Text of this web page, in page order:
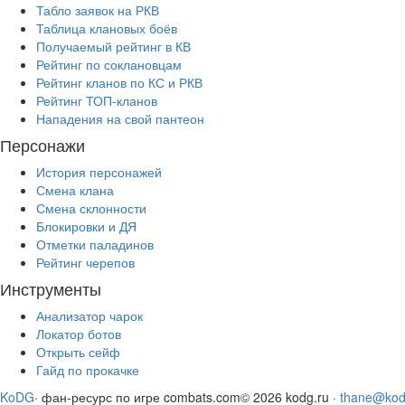
Табло заявок на РКВ
Таблица клановых боёв
Получаемый рейтинг в КВ
Рейтинг по соклановцам
Рейтинг кланов по КС и РКВ
Рейтинг ТОП-кланов
Нападения на свой пантеон
Персонажи
История персонажей
Смена клана
Смена склонности
Блокировки и ДЯ
Отметки паладинов
Рейтинг черепов
Инструменты
Анализатор чарок
Локатор ботов
Открыть сейф
Гайд по прокачке
KoDG· фан-ресурс по игре combats.com© 2026 kodg.ru ·